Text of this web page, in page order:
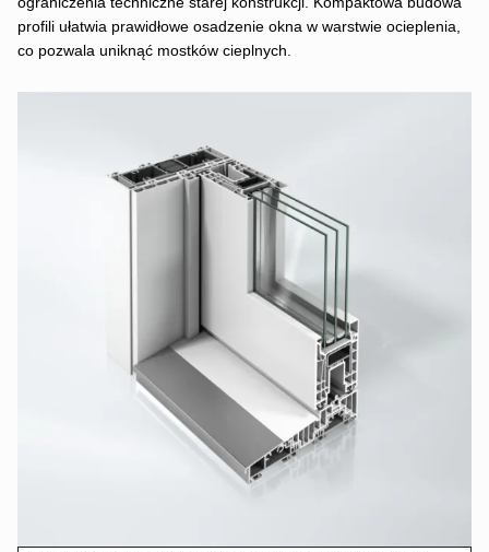
profili ułatwia prawidłowe osadzenie okna w warstwie ocieplenia,
co pozwala uniknąć mostków cieplnych.